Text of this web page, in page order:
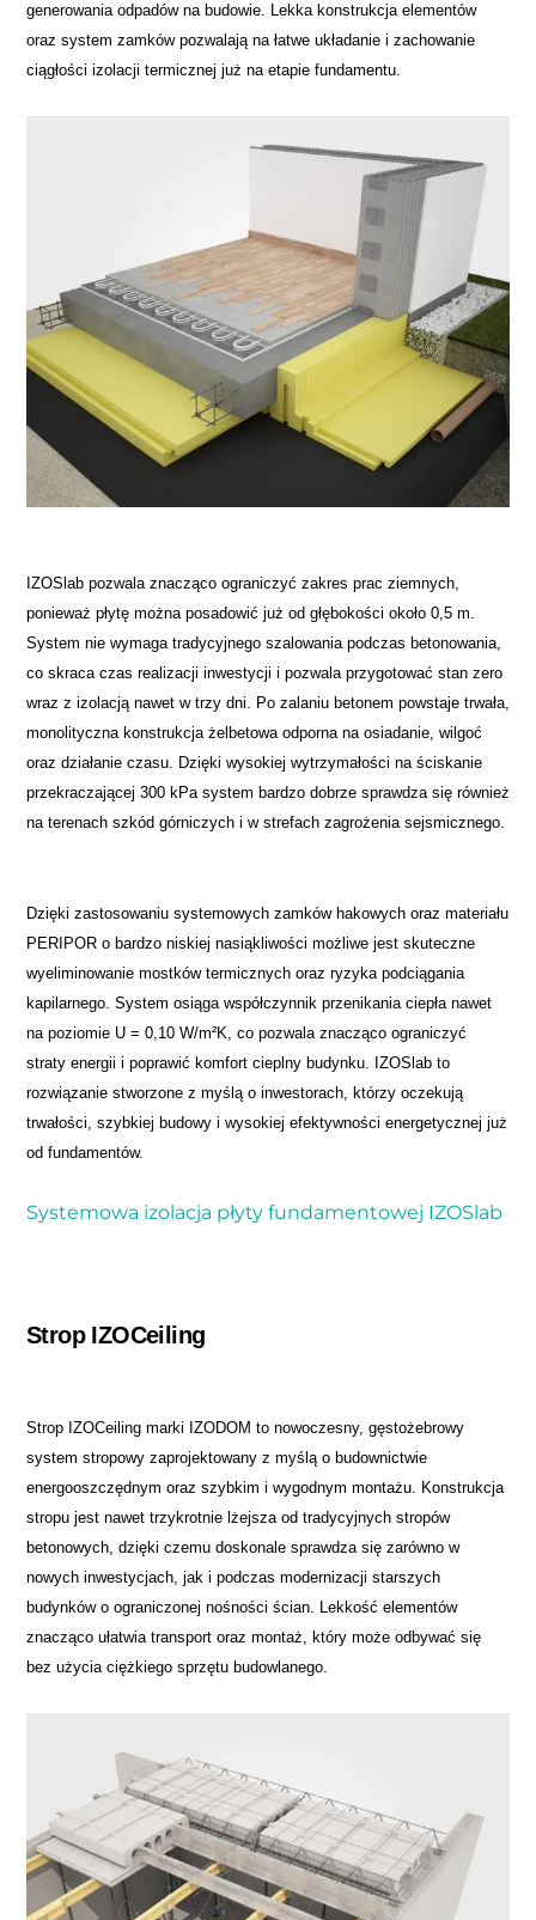
generowania odpadów na budowie. Lekka konstrukcja elementów
oraz system zamków pozwalają na łatwe układanie i zachowanie
ciągłości izolacji termicznej już na etapie fundamentu.
IZOSlab pozwala znacząco ograniczyć zakres prac ziemnych,
ponieważ płytę można posadowić już od głębokości około 0,5 m.
System nie wymaga tradycyjnego szalowania podczas betonowania,
co skraca czas realizacji inwestycji i pozwala przygotować stan zero
wraz z izolacją nawet w trzy dni. Po zalaniu betonem powstaje trwała,
monolityczna konstrukcja żelbetowa odporna na osiadanie, wilgoć
oraz działanie czasu. Dzięki wysokiej wytrzymałości na ściskanie
przekraczającej 300 kPa system bardzo dobrze sprawdza się również
na terenach szkód górniczych i w strefach zagrożenia sejsmicznego.
Dzięki zastosowaniu systemowych zamków hakowych oraz materiału
PERIPOR o bardzo niskiej nasiąkliwości możliwe jest skuteczne
wyeliminowanie mostków termicznych oraz ryzyka podciągania
kapilarnego. System osiąga współczynnik przenikania ciepła nawet
na poziomie U = 0,10 W/m²K, co pozwala znacząco ograniczyć
straty energii i poprawić komfort cieplny budynku. IZOSlab to
rozwiązanie stworzone z myślą o inwestorach, którzy oczekują
trwałości, szybkiej budowy i wysokiej efektywności energetycznej już
od fundamentów.
Systemowa izolacja płyty fundamentowej IZOSlab
Strop IZOCeiling
Strop IZOCeiling marki IZODOM to nowoczesny, gęstożebrowy
system stropowy zaprojektowany z myślą o budownictwie
energooszczędnym oraz szybkim i wygodnym montażu. Konstrukcja
stropu jest nawet trzykrotnie lżejsza od tradycyjnych stropów
betonowych, dzięki czemu doskonale sprawdza się zarówno w
nowych inwestycjach, jak i podczas modernizacji starszych
budynków o ograniczonej nośności ścian. Lekkość elementów
znacząco ułatwia transport oraz montaż, który może odbywać się
bez użycia ciężkiego sprzętu budowlanego.